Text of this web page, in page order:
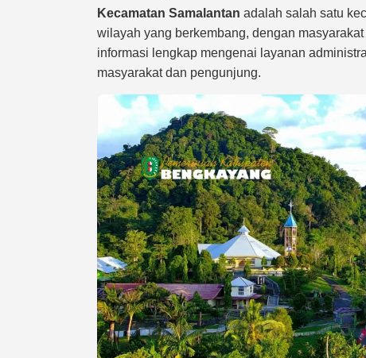
Kecamatan Samalantan adalah salah satu
wilayah yang berkembang, dengan
informasi lengkap mengenai layanan
masyarakat dan pengunjung.